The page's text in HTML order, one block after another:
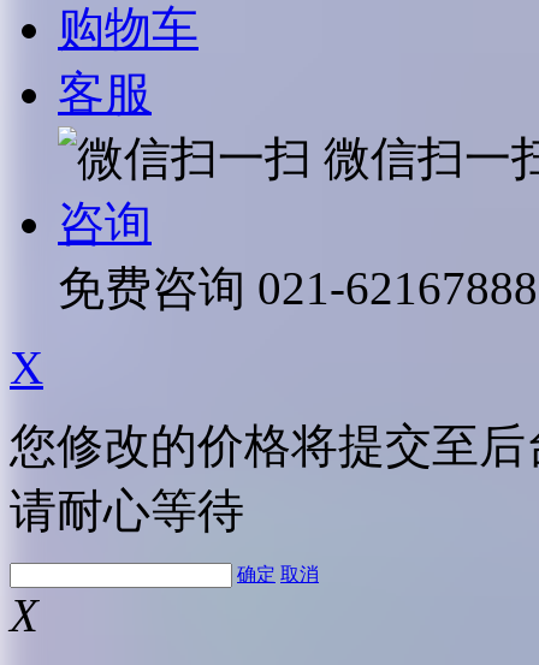
购物车
客服
微信扫一
咨询
免费咨询 021-62167888
X
您修改的价格将提交至
请耐心等待
确定 取消
X